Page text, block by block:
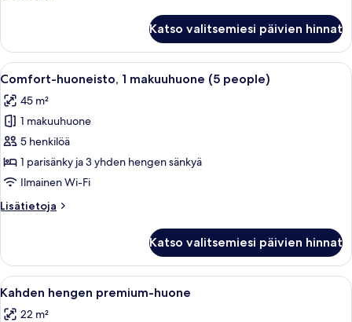
1
makuuhuone
(4
Katso valitsemiesi päivien hinnat
Avaa
kaikki
huonetyypin
Comfort-
huoneisto,
1
makuuhuone
people)
Moderni makuuhuone, jossa on
14
Comfort-huoneisto, 1 makuuhuone (5 people)
45 m²
1 makuuhuone
5 henkilöä
1 parisänky ja 3 yhden hengen sänkyä
Ilmainen Wi-Fi
Lisätietoja
Lisätietoja
1
makuuhuone
(5
Katso valitsemiesi päivien hinnat
Avaa
kaikki
Moderni makuuhuone, jossa on
28
Kahden hengen premium-huone
22 m²